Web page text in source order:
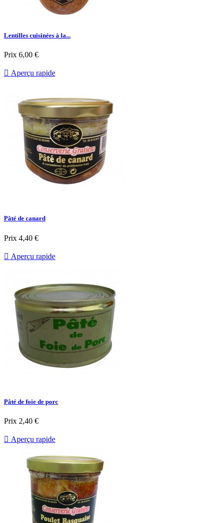
Lentilles cuisinées à la...
Prix 6,00 €
 Aperçu rapide
Pâté de canard
Prix 4,40 €
 Aperçu rapide
Pâté de foie de porc
Prix 2,40 €
 Aperçu rapide